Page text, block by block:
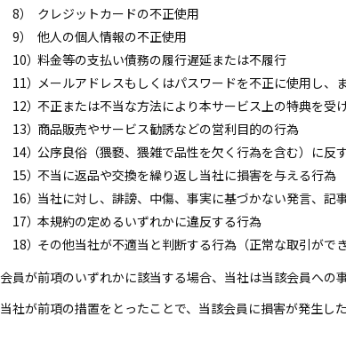
8）
クレジットカードの不正使用
9）
他人の個人情報の不正使用
10）料金等の支払い債務の履行遅延または不履行
11）メールアドレスもしくはパスワードを不正に使用し、
12）不正または不当な方法により本サービス上の特典を受
13）商品販売やサービス勧誘などの営利目的の行為
14）公序良俗（猥褻、猥雑で品性を欠く行為を含む）に反
15）不当に返品や交換を繰り返し当社に損害を与える行為
16）当社に対し、誹謗、中傷、事実に基づかない発言、記
17）本規約の定めるいずれかに違反する行為
18）その他当社が不適当と判断する行為（正常な取引がで
会員が前項のいずれかに該当する場合、当社は当該会員への
当社が前項の措置をとったことで、当該会員に損害が発生し